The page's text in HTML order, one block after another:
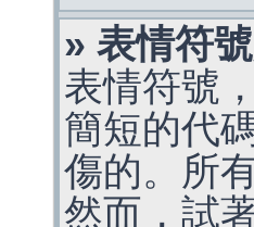
» 表情符
表情符號
簡短的代
傷的。所
然而，試